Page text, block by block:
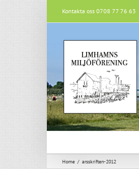
Kontakta oss 0708 77 76 63
Home / arsskriften-2012